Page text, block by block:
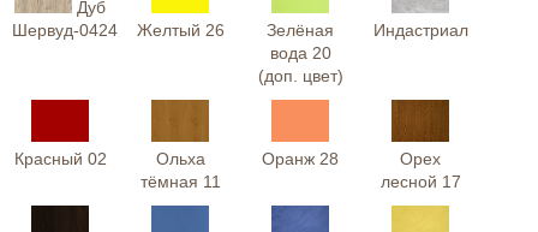
Дуб
Шервуд-0424
Желтый 26
Зелёная
вода 20
(доп. цвет)
Индастриал
Красный 02
Ольха
тёмная 11
Оранж 28
Орех
лесной 17